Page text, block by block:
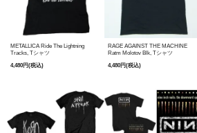
METALLICA Ride The Lightning
Tracks, Tシャツ
4,480円(税込)
RAGE AGAINST THE MACHINE
Ratm Molotov Blk, Tシャツ
4,480円(税込)